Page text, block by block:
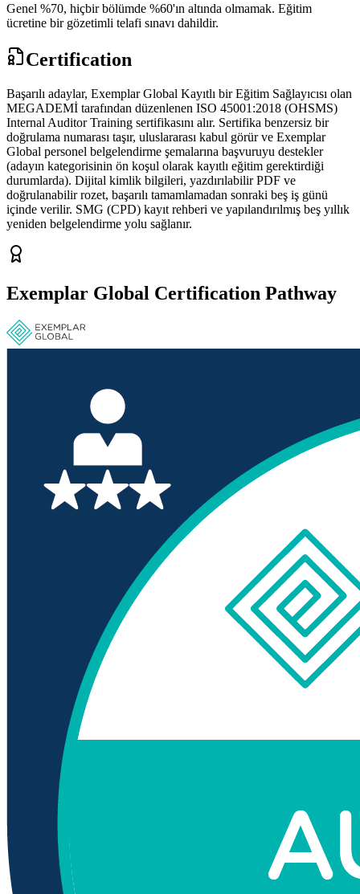
Genel %70, hiçbir bölümde %60'ın altında olmamak. Eğitim
ücretine bir gözetimli telafi sınavı dahildir.
Certification
Başarılı adaylar, Exemplar Global Kayıtlı bir Eğitim Sağlayıcısı olan
MEGADEMİ tarafından düzenlenen ISO 45001:2018 (OHSMS)
Internal Auditor Training sertifikasını alır. Sertifika benzersiz bir
doğrulama numarası taşır, uluslararası kabul görür ve Exemplar
Global personel belgelendirme şemalarına başvuruyu destekler
(adayın kategorisinin ön koşul olarak kayıtlı eğitim gerektirdiği
durumlarda). Dijital kimlik bilgileri, yazdırılabilir PDF ve
doğrulanabilir rozet, başarılı tamamlamadan sonraki beş iş günü
içinde verilir. SMG (CPD) kayıt rehberi ve yapılandırılmış beş yıllık
yeniden belgelendirme yolu sağlanır.
Exemplar Global Certification Pathway